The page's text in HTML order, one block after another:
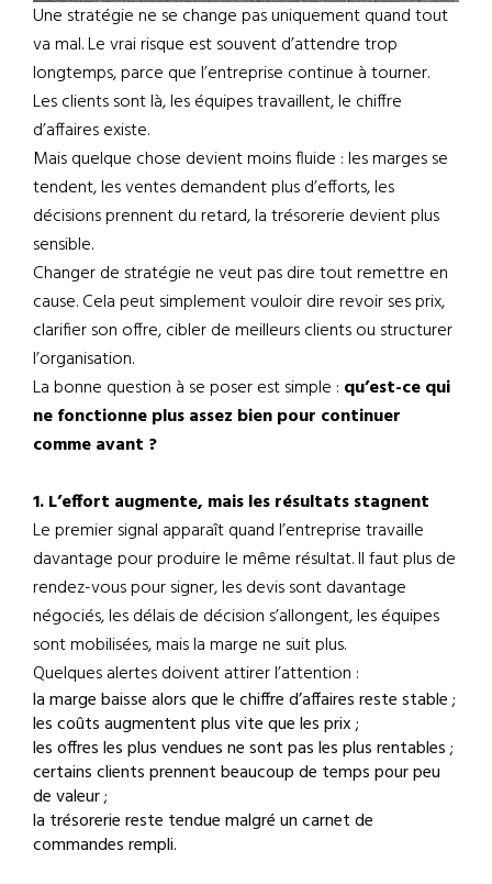
Une stratégie ne se change pas uniquement quand tout
va mal. Le vrai risque est souvent d’attendre trop
longtemps, parce que l’entreprise continue à tourner.
Les clients sont là, les équipes travaillent, le chiffre
d’affaires existe.
Mais quelque chose devient moins fluide : les marges se
tendent, les ventes demandent plus d’efforts, les
décisions prennent du retard, la trésorerie devient plus
sensible.
Changer de stratégie ne veut pas dire tout remettre en
cause. Cela peut simplement vouloir dire revoir ses prix,
clarifier son offre, cibler de meilleurs clients ou structurer
l’organisation.
La bonne question à se poser est simple : qu’est-ce qui
ne fonctionne plus assez bien pour continuer
comme avant ?
1. L’effort augmente, mais les résultats stagnent
Le premier signal apparaît quand l’entreprise travaille
davantage pour produire le même résultat. Il faut plus de
rendez-vous pour signer, les devis sont davantage
négociés, les délais de décision s’allongent, les équipes
sont mobilisées, mais la marge ne suit plus.
Quelques alertes doivent attirer l’attention :
la marge baisse alors que le chiffre d’affaires reste stable ;
les coûts augmentent plus vite que les prix ;
les offres les plus vendues ne sont pas les plus rentables ;
certains clients prennent beaucoup de temps pour peu
de valeur ;
la trésorerie reste tendue malgré un carnet de
commandes rempli.